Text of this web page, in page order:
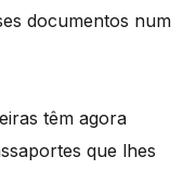
documentos num
têm agora
que lhes